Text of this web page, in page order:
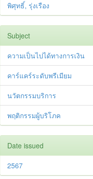
พิศุทธิ์, รุ่งเรือง
Subject
ความเป็นไปได้ทางการเงิน
คาร์แคร์ระดับพรีเมียม
นวัตกรรมบริการ
พฤติกรรมผู้บริโภค
Date issued
2567